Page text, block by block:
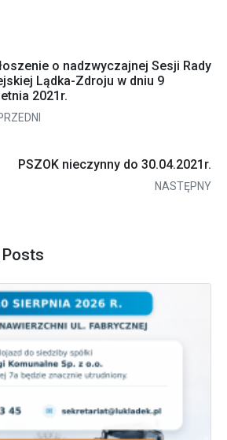
o nadzwyczajnej Sesji Rady
Lądka-Zdroju w dniu 9
2021r.
PSZOK nieczynny do 30.04.2021r.
NASTĘPNY